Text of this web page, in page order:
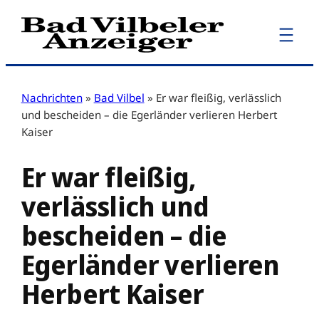
Zum
Inhalt
Nachrichten » Bad Vilbel » Er war fleißig, verlässlich
und bescheiden – die Egerländer verlieren Herbert
Kaiser
Er war fleißig,
verlässlich und
bescheiden – die
Egerländer verlieren
Herbert Kaiser